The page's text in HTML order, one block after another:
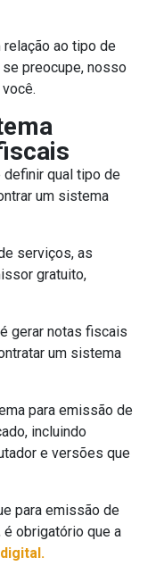
ao tipo de
preocupe, nosso
definir qual tipo de
um sistema
serviços, as
gratuito,
gerar notas fiscais
um sistema
para emissão de
incluindo
e versões que
para emissão de
obrigatório que a